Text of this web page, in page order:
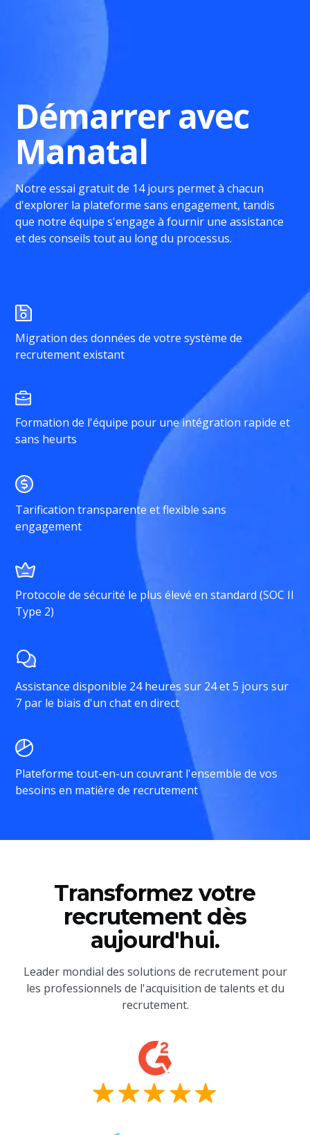
Démarrer avec
Manatal
Notre essai gratuit de 14 jours permet à chacun
d'explorer la plateforme sans engagement, tandis
que notre équipe s'engage à fournir une assistance
et des conseils tout au long du processus.
Migration des données de votre système de
recrutement existant
Formation de l'équipe pour une intégration rapide et
sans heurts
Tarification transparente et flexible sans
engagement
Protocole de sécurité le plus élevé en standard (SOC II
Type 2)
Assistance disponible 24 heures sur 24 et 5 jours sur
7 par le biais d'un chat en direct
Plateforme tout-en-un couvrant l'ensemble de vos
besoins en matière de recrutement
Transformez votre
recrutement dès
aujourd'hui.
Leader mondial des solutions de recrutement pour
les professionnels de l'acquisition de talents et du
recrutement.